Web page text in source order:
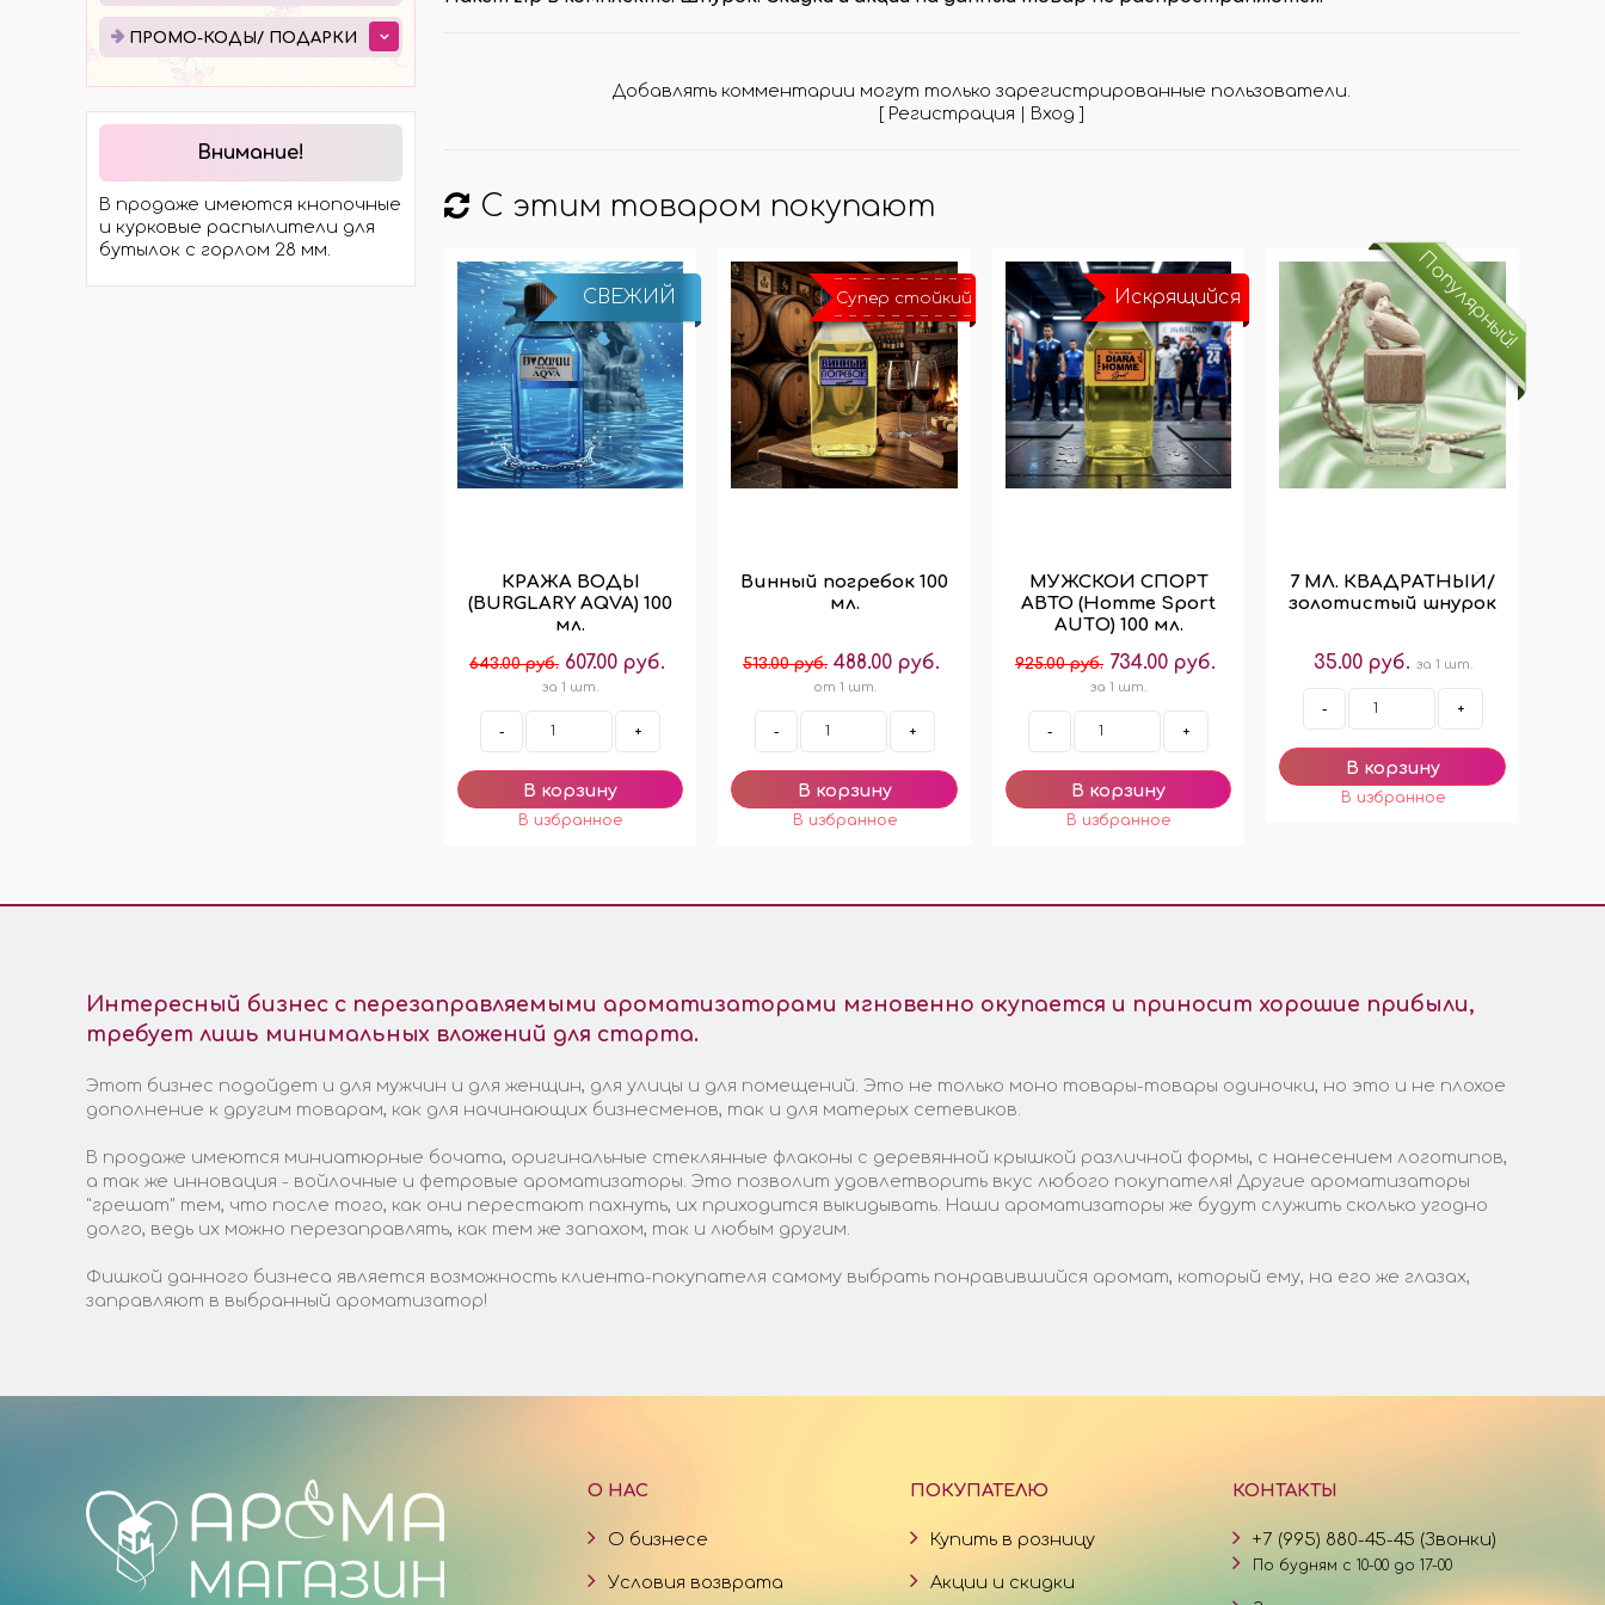
ЭЛЕКТРОТРАНСПОРТА
МОСТЫ
ХОДОВАЯ ЧАСТЬ
ЭЛЕКТРОМОТОРЫ И
КОМПЛЕКТЫ
ГИДРАВЛИКА
КОЛЁСА И ШИНЫ
Добавлять комментарии могут только зарегистрированные пользователи.
[ Регистрация | Вход ]
С этим товаром покупают
СВЕЖИЙ
КРАЖА ВОДЫ
(BURGLARY AQVA) 100
мл.
643.00 руб. 607.00 руб.
за 1 шт.
- +
Супер стойкий
Винный погребок 100
мл.
513.00 руб. 488.00 руб.
от 1 шт.
- +
Искрящийся
МУЖСКОЙ СПОРТ
АВТО (Homme Sport
AUTО) 100 мл.
925.00 руб. 734.00 руб.
за 1 шт.
- +
Популярный!
7 МЛ. КВАДРАТНЫЙ/
золотистый шнурок
35.00 руб. за 1 шт.
- +
ПРОМО-КОДЫ/ ПОДАРКИ
Внимание!
В продаже имеются кнопочные
и курковые распылители для
бутылок с горлом 28 мм.
Интересный бизнес с перезаправляемыми ароматизаторами мгновенно окупается и приносит хорошие прибыли,
требует лишь минимальных вложений для старта.
Этот бизнес подойдет и для мужчин и для женщин, для улицы и для помещений. Это не только моно товары-товары одиночки, но это и не плохое
дополнение к другим товарам, как для начинающих бизнесменов, так и для матерых сетевиков.
В продаже имеются миниатюрные бочата, оригинальные стеклянные флаконы с деревянной крышкой различной формы, с нанесением логотипов,
а так же инновация - войлочные и фетровые ароматизаторы. Это позволит удовлетворить вкус любого покупателя! Другие ароматизаторы
"грешат" тем, что после того, как они перестают пахнуть, их приходится выкидывать. Наши ароматизаторы же будут служить сколько угодно
долго, ведь их можно перезаправлять, как тем же запахом, так и любым другим.
Фишкой данного бизнеса является возможность клиента-покупателя самому выбрать понравившийся аромат, который ему, на его же глазах,
заправляют в выбранный ароматизатор!
О НАС
О бизнесе
Условия возврата
ПОКУПАТЕЛЮ
Купить в розницу
Акции и скидки
КОНТАКТЫ
+7 (995) 880-45-45 (Звонки)
По будням с 10-00 до 17-00